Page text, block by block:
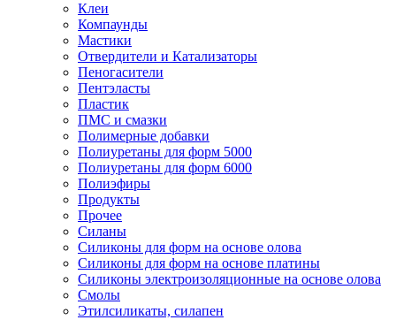
Клеи
Компаунды
Мастики
Отвердители и Катализаторы
Пеногасители
Пентэласты
Пластик
ПМС и смазки
Полимерные добавки
Полиуретаны для форм 5000
Полиуретаны для форм 6000
Полиэфиры
Продукты
Прочее
Силаны
Силиконы для форм на основе олова
Силиконы для форм на основе платины
Силиконы электроизоляционные на основе олова
Смолы
Этилсиликаты, силапен